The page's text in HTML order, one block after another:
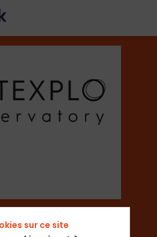
aux favoris
sur ce site